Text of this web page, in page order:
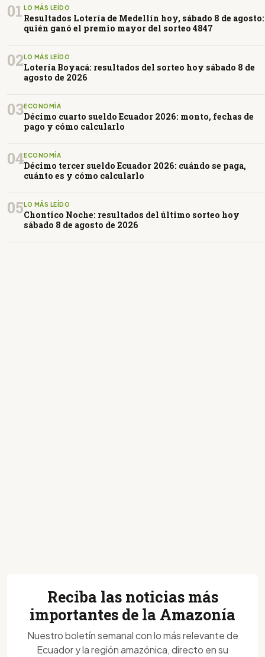
01 LO MÁS LEÍDO
Resultados Lotería de Medellín hoy, sábado 8 de agosto:
quién ganó el premio mayor del sorteo 4847
02 LO MÁS LEÍDO
Lotería Boyacá: resultados del sorteo hoy sábado 8 de
agosto de 2026
03ECONOMÍA
Décimo cuarto sueldo Ecuador 2026: monto, fechas de
pago y cómo calcularlo
04ECONOMÍA
Décimo tercer sueldo Ecuador 2026: cuándo se paga,
cuánto es y cómo calcularlo
05 LO MÁS LEÍDO
Chontico Noche: resultados del último sorteo hoy
sábado 8 de agosto de 2026
Reciba las noticias más
importantes de la Amazonía
Nuestro boletín semanal con lo más relevante de
Ecuador y la región amazónica, directo en su